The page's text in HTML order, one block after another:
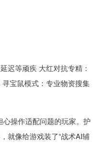
迟等顽疾 大红对抗专精：
宝鼠模式：专业物资搜集
操作适配问题的玩家。护
就像给游戏装了“战术AI辅